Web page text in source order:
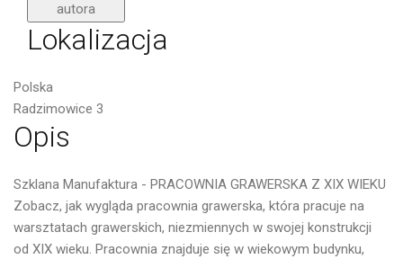
autora
Lokalizacja
Polska
Radzimowice 3
Opis
Szklana Manufaktura - PRACOWNIA GRAWERSKA Z XIX WIEKU
Zobacz, jak wygląda pracownia grawerska, która pracuje na
warsztatach grawerskich, niezmiennych w swojej konstrukcji
od XIX wieku. Pracownia znajduje się w wiekowym budynku,